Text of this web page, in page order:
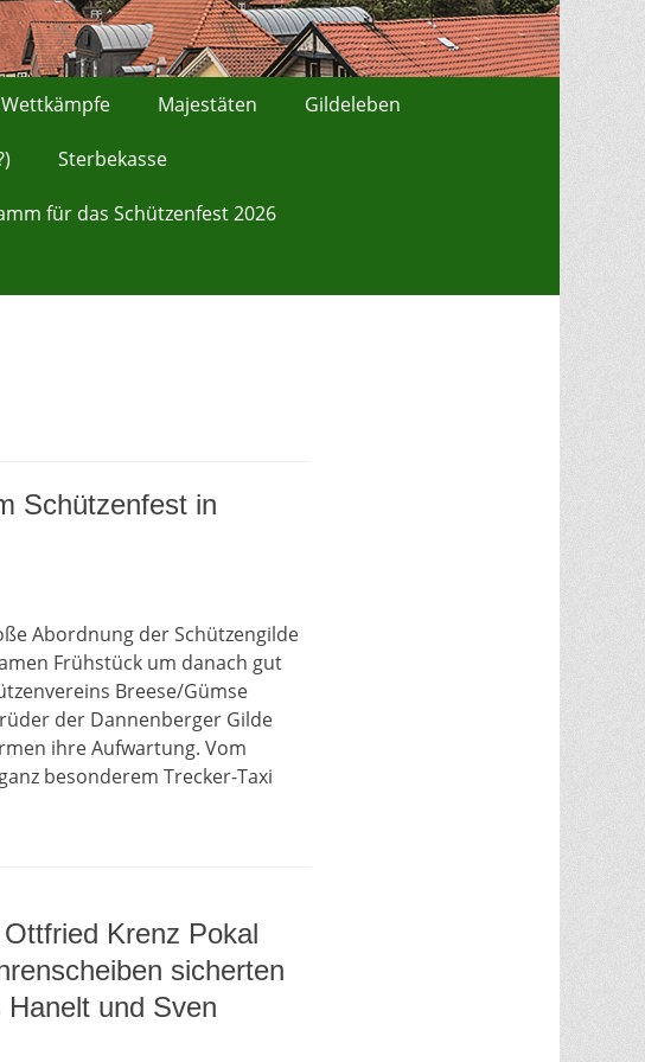
Wettkämpfe Majestäten Gildeleben
Sterbekasse
für das Schützenfest 2026
Schützenfest in
Abordnung der Schützengilde
Frühstück um danach gut
Breese/Gümse
der Dannenberger Gilde
ihre Aufwartung. Vom
besonderem Trecker-Taxi
Krenz Pokal
sicherten
und Sven